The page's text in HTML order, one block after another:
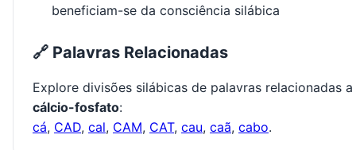
beneficiam-se da consciência silábica
🔗 Palavras Relacionadas
Explore divisões silábicas de palavras relacionadas a
cálcio-fosfato:
cá, CAD, cal, CAM, CAT, cau, caã, cabo.